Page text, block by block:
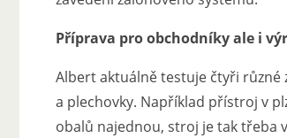
Příprava pro obchodníky ale i
Albert aktuálně testuje čtyři
a plechovky. Například přístroj v
obalů najednou, stroj je tak třeba